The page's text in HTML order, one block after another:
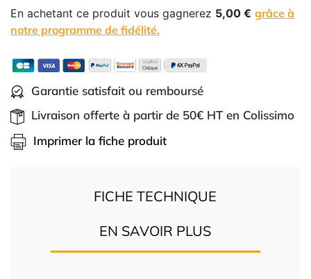
En achetant ce produit vous gagnerez 5,00 € grâce à
notre programme de fidélité.
Garantie satisfait ou remboursé
Livraison offerte à partir de 50€ HT en Colissimo
Imprimer la fiche produit
FICHE TECHNIQUE
EN SAVOIR PLUS